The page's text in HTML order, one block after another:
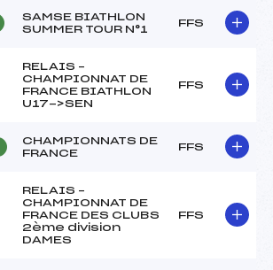
SAMSE BIATHLON
SUMMER TOUR N°1
FFS
RELAIS –
CHAMPIONNAT DE
FRANCE BIATHLON
U17->SEN
FFS
CHAMPIONNATS DE
FRANCE
FFS
RELAIS –
CHAMPIONNAT DE
FRANCE DES CLUBS
2ème division
DAMES
FFS